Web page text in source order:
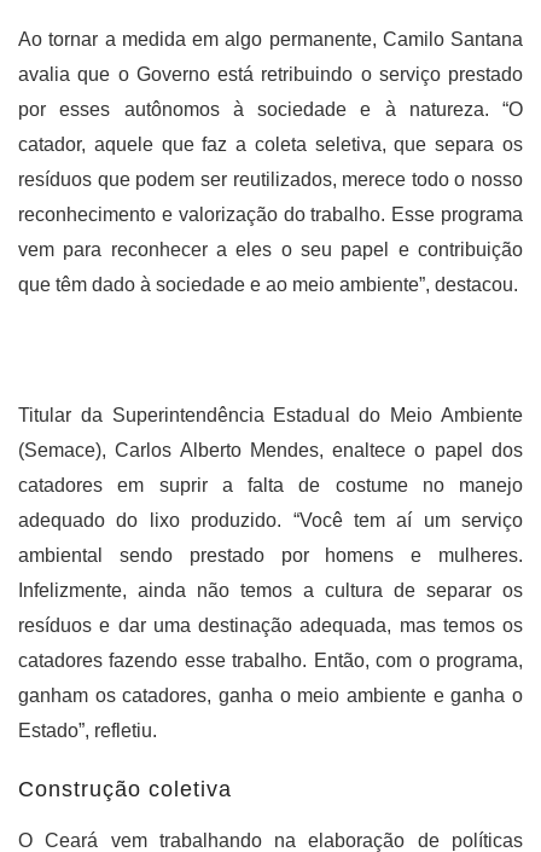
Ao tornar a medida em algo permanente, Camilo Santana
avalia que o Governo está retribuindo o serviço prestado
por esses autônomos à sociedade e à natureza. “O
catador, aquele que faz a coleta seletiva, que separa os
resíduos que podem ser reutilizados, merece todo o nosso
reconhecimento e valorização do trabalho. Esse programa
vem para reconhecer a eles o seu papel e contribuição
que têm dado à sociedade e ao meio ambiente”, destacou.
Titular da Superintendência Estadual do Meio Ambiente
(Semace), Carlos Alberto Mendes, enaltece o papel dos
catadores em suprir a falta de costume no manejo
adequado do lixo produzido. “Você tem aí um serviço
ambiental sendo prestado por homens e mulheres.
Infelizmente, ainda não temos a cultura de separar os
resíduos e dar uma destinação adequada, mas temos os
catadores fazendo esse trabalho. Então, com o programa,
ganham os catadores, ganha o meio ambiente e ganha o
Estado”, refletiu.
Construção coletiva
O Ceará vem trabalhando na elaboração de políticas